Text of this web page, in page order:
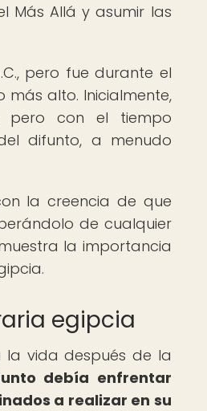
Más Allá y asumir las
pero fue durante el
alto. Inicialmente,
pero con el tiempo
difunto, a menudo
la creencia de que
de cualquier
la importancia
egipcia
la vida después de la
debía enfrentar
a realizar en su